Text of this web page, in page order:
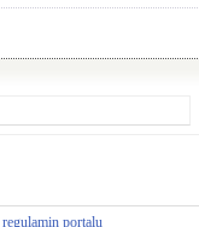
regulamin portalu